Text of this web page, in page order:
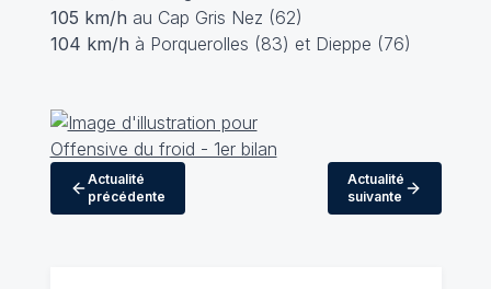
105 km/h au Cap Gris Nez (62)
104 km/h à Porquerolles (83) et Dieppe (76)
Actualité
précédente
Actualité
suivante